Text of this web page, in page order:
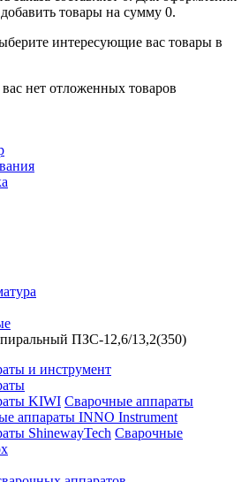
товары на сумму 0.
интересующие вас товары в
нет отложенных товаров
ПЗС-12,6/13,2(350)
и инструмент
KIWI Сварочные аппараты
аппараты INNO Instrument
ShinewayTech Cварочные